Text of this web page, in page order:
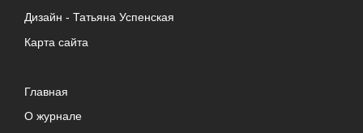
Дизайн - Татьяна Успенская
Карта сайта
Главная
О журнале